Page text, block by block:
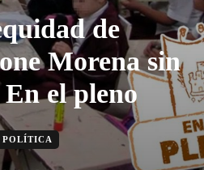
de
Morena sin
el pleno
POLÍTICA